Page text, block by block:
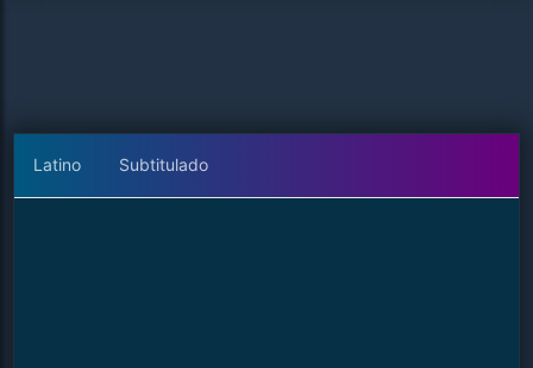
Latino Subtitulado